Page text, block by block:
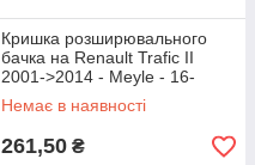
Кришка розширювального
бачка на Renault Trafic II
2001->2014 - Meyle - 16-
142280000
Немає в наявності
261,50 ₴